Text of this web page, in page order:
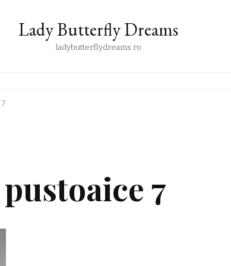
Lady Butterfly Dreams
ladybutterflydreams.ro
7